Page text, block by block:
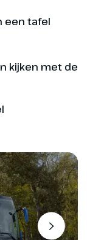
naar de
een tafel
kijken met de